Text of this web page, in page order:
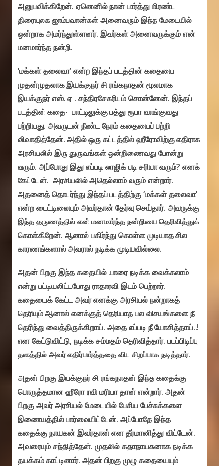
அனுபவிக்கிறேன். ஏனெனில் நான் பார்த்து மிரண்ட
திரையுலக ஜாம்பவான்கள் அனைவரும் இந்த மேடையில்
ஒன்றாக அமர்ந்துள்ளனர். இவர்கள் அனைவருக்கும் என்
மனமார்ந்த நன்றி.
‘மக்கள் தலைவா’ என்ற இந்தப் படத்தின் கதையை
முதன்முதலாக இயக்குநர் சி ரங்கநாதன் மூலமாக
இயக்குநர் எஸ். ஏ . சந்திரசேகரிடம் சொன்னேன். இந்தப்
படத்தின் கதை- பாட்டிலுக்கு பத்து ரூபா வாங்குவது
பற்றியது. அவருடன் நீண்ட நேரம் கதையைப் பற்றி
விவாதித்தேன். அதில் ஒரு கட்டத்தில் ஹீரோவிற்கு எதிராக
அரசியலில் இரு துருவங்கள் ஒன்றிணைவது போன்று
வரும். அப்போது இது எப்படி லாஜிக் படி சரியா வரும்? எனக்
கேட்டேன். அரசியலில் அதெல்லாம் வரும் என்றார்.
அதனைத் தொடர்ந்து இந்தப் படத்திற்கு ‘மக்கள் தலைவா’
என்ற டைட்டிலையும் அவர்தான் தேர்வு செய்தார். அவருக்கு
இந்த தருணத்தில் என் மனமார்ந்த நன்றியை தெரிவித்துக்
கொள்கிறேன். ஆனால் பகிர்ந்து கொள்ள முடியாத சில
காரணங்களால் அவரால் நடிக்க முடியவில்லை.
அதன் பிறகு இந்த கதையில் யாரை நடிக்க வைக்கலாம்
என்று பட்டியலிட்டபோது ராதாரவி இடம் பெற்றார்.
கதையைக் கேட்ட அவர் எனக்கு அரசியல் நன்றாகத்
தெரியும் ஆனால் எனக்குத் தெரியாத பல விசயங்களை நீ
தெரிந்து வைத்திருக்கிறாய். அதை எப்படி நீ யோசித்தாய்..!
என கேட்டுவிட்டு, நடிக்க சம்மதம் தெரிவித்தார். படப்பிடிப்பு
தளத்தில் அவர் எதிர்பார்த்ததை விட சிறப்பாக நடித்தார்.‌
அதன் பிறகு இயக்குநர் சி ரங்கநாதன் இந்த கதைக்கு
பொருத்தமான ஹீரோ ரவி மரியா தான் என்றார். அதன்
பிறகு அவர் அரசியல் மேடையில் பேசிய பேச்சுக்களை
இணையத்தில் பார்வையிட்டேன். அப்போதே இந்த
கதைக்கு நாயகன் இவர்தான் என தீர்மானித்து விட்டேன்.
அவரையும் சந்தித்தேன். முதலில் கதாநாயகனாக நடிக்க
தயக்கம் காட்டினார். அதன் பிறகு முழு கதையையும்